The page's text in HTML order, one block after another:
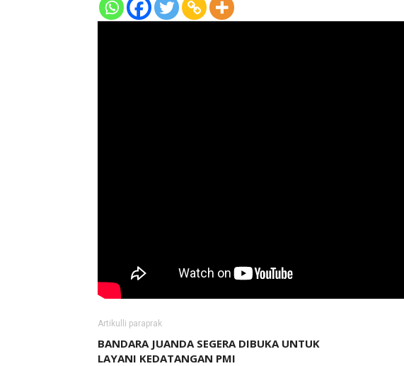
Artikulli paraprak
BANDARA JUANDA SEGERA DIBUKA UNTUK
LAYANI KEDATANGAN PMI